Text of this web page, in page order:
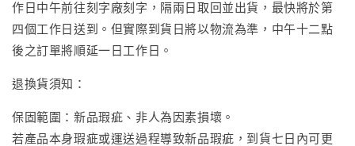
作日中午前往刻字廠刻字，隔兩日取回並出貨，最快將於第
四個工作日送到。但實際到貨日將以物流為準，中午十二點
後之訂單將順延一日工作日。
退換貨須知：
保固範圍：新品瑕疵、非人為因素損壞。
若產品本身瑕疵或運送過程導致新品瑕疵，到貨七日內可更